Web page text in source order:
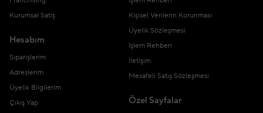
Kurumsal Satış
Hesabım
Siparişlerim
Adreslerim
Üyelik Bilgilerim
Çıkış Yap
Kişisel Verilerin Korunması
Üyelik Sözleşmesi
İşlem Rehberi
İletişim
Mesafeli Satış Sözleşmesi
Özel Sayfalar